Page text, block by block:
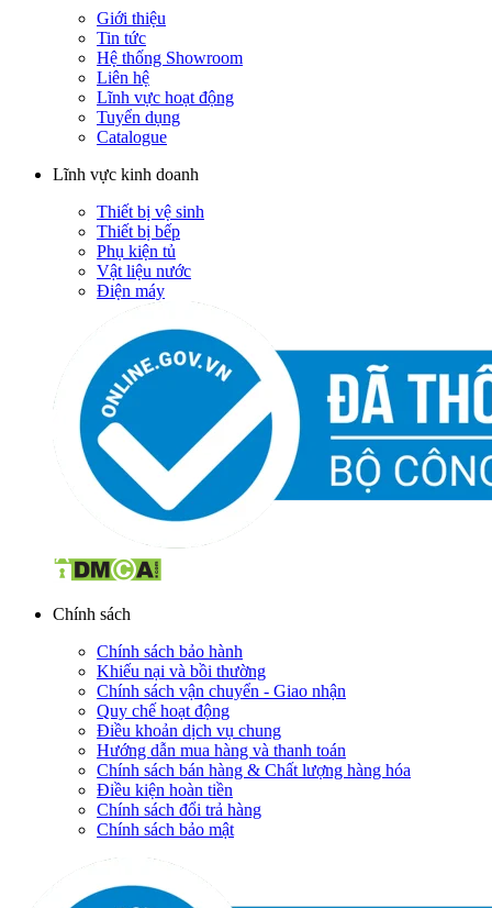
Giới thiệu
Tin tức
Hệ thống Showroom
Liên hệ
Lĩnh vực hoạt động
Tuyển dụng
Catalogue
Lĩnh vực kinh doanh
Thiết bị vệ sinh
Thiết bị bếp
Phụ kiện tủ
Vật liệu nước
Điện máy
Chính sách
Chính sách bảo hành
Khiếu nại và bồi thường
Chính sách vận chuyển - Giao nhận
Quy chế hoạt động
Điều khoản dịch vụ chung
Hướng dẫn mua hàng và thanh toán
Chính sách bán hàng & Chất lượng hàng hóa
Điều kiện hoàn tiền
Chính sách đổi trả hàng
Chính sách bảo mật